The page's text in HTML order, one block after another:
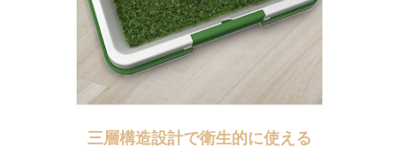
三層構造設計で衛生的に使える